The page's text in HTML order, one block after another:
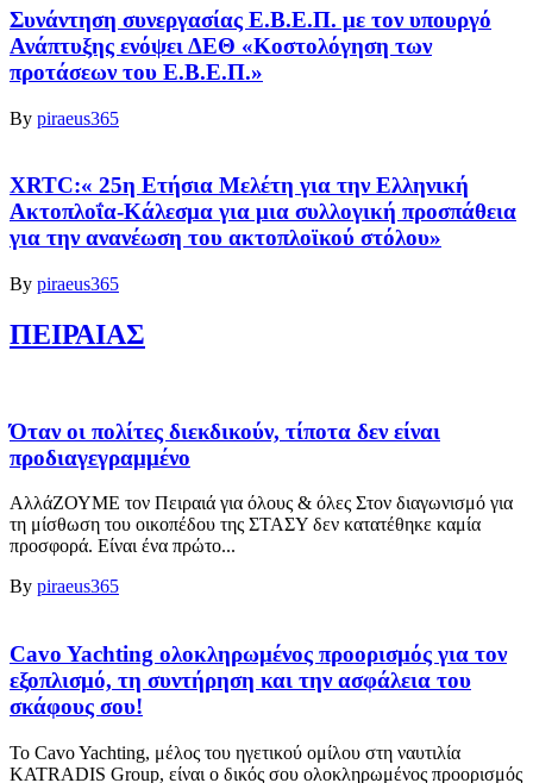
Συνάντηση συνεργασίας Ε.Β.Ε.Π. με τον υπουργό
Ανάπτυξης ενόψει ΔΕΘ «Κοστολόγηση των
προτάσεων του Ε.Β.Ε.Π.»
By piraeus365
XRTC:« 25η Ετήσια Μελέτη για την Ελληνική
Ακτοπλοΐα-Κάλεσμα για μια συλλογική προσπάθεια
για την ανανέωση του ακτοπλοϊκού στόλου»
By piraeus365
ΠΕΙΡΑΙΑΣ
Όταν οι πολίτες διεκδικούν, τίποτα δεν είναι
προδιαγεγραμμένο
ΑλλάΖΟΥΜΕ τον Πειραιά για όλους & όλες Στον διαγωνισμό για
τη μίσθωση του οικοπέδου της ΣΤΑΣΥ δεν κατατέθηκε καμία
προσφορά. Είναι ένα πρώτο...
By piraeus365
Cavo Yachting ολοκληρωμένος προορισμός για τον
εξοπλισμό, τη συντήρηση και την ασφάλεια του
σκάφους σου!
Το Cavo Yachting, μέλος του ηγετικού ομίλου στη ναυτιλία
KATRADIS Group, είναι ο δικός σου ολοκληρωμένος προορισμός